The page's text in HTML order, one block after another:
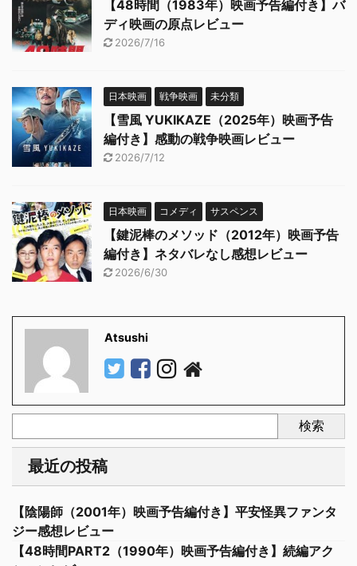
【48時間（1983年）映画予告編付き】バ
ディ映画の原点レビュー
2026/7/16
日本映画 戦争映画 未分類
【雪風 YUKIKAZE（2025年）映画予告
編付き】感動の戦争映画レビュー
2026/7/12
日本映画 コメディ サスペンス
【鍵泥棒のメソッド（2012年）映画予告
編付き】ネタバレなし感想レビュー
2026/6/30
Atsushi
検索
最近の投稿
【陰陽師（2001年）映画予告編付き】平安怪異ファンタ
ジー感想レビュー
【48時間PART2（1990年）映画予告編付き】続編アク